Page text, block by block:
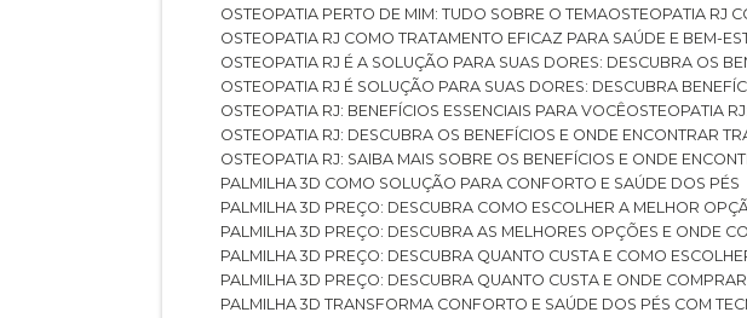
OSTEOPATIA PERTO DE MIM: TUDO SOBRE O TEMA
OSTEOPATIA RJ
OSTEOPATIA RJ COMO TRATAMENTO EFICAZ PARA SAÚDE E BEM-
OSTEOPATIA RJ É A SOLUÇÃO PARA SUAS DORES: DESCUBRA OS
OSTEOPATIA RJ É SOLUÇÃO PARA SUAS DORES: DESCUBRA
OSTEOPATIA RJ: BENEFÍCIOS ESSENCIAIS PARA VOCÊ
OSTEOPATIA
OSTEOPATIA RJ: DESCUBRA OS BENEFÍCIOS E ONDE ENCONTRAR
OSTEOPATIA RJ: SAIBA MAIS SOBRE OS BENEFÍCIOS E ONDE
PALMILHA 3D COMO SOLUÇÃO PARA CONFORTO E SAÚDE DOS PÉS
PALMILHA 3D PREÇO: DESCUBRA COMO ESCOLHER A MELHOR
PALMILHA 3D PREÇO: DESCUBRA AS MELHORES OPÇÕES E ONDE
PALMILHA 3D PREÇO: DESCUBRA QUANTO CUSTA E COMO
PALMILHA 3D PREÇO: DESCUBRA QUANTO CUSTA E ONDE COMPRAR
PALMILHA 3D TRANSFORMA CONFORTO E SAÚDE DOS PÉS COM